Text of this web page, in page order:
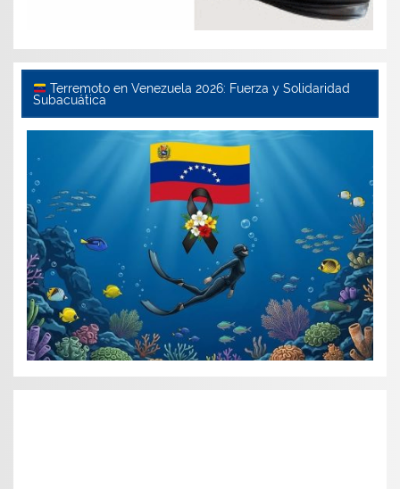
Terremoto en Venezuela 2026: Fuerza y Solidaridad
Subacuática